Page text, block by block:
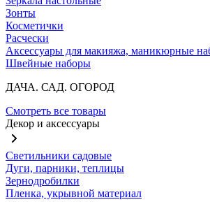
Зонты
Косметички
Расчески
Аксессуары для макияжа, маникюрные
Швейные наборы
ДАЧА. САД. ОГОРОД
Смотреть все товары
Декор и аксессуары
Светильники садовые
Дуги, парники, теплицы
Зернодробилки
Пленка, укрывной материал